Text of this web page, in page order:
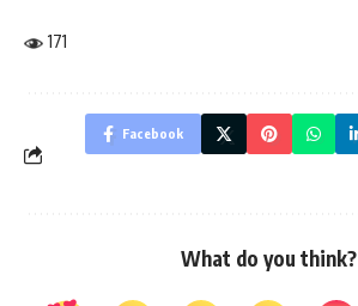
171
Facebook
What do you think?